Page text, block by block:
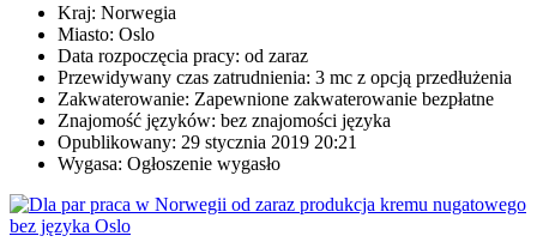
Kraj: Norwegia
Miasto: Oslo
Data rozpoczęcia pracy: od zaraz
Przewidywany czas zatrudnienia: 3 mc z opcją przedłużenia
Zakwaterowanie: Zapewnione zakwaterowanie bezpłatne
Znajomość języków: bez znajomości języka
Opublikowany: 29 stycznia 2019 20:21
Wygasa: Ogłoszenie wygasło